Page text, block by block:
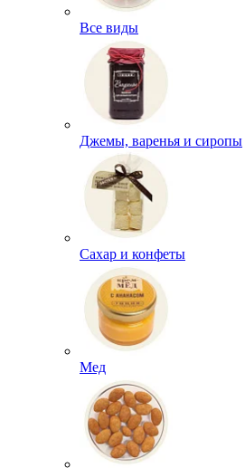
Все виды
Джемы, варенья и сиропы
Сахар и конфеты
Мед